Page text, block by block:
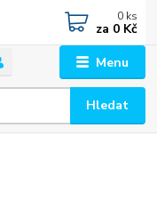
Menu
Hledat
0 ks
za 0 Kč